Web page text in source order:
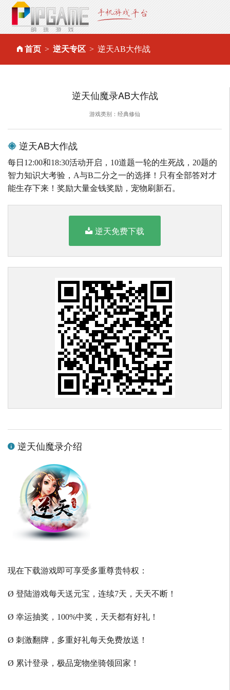
首页 逆天专区 逆天AB大作战
逆天仙魔录AB大作战
游戏类别：经典修仙
逆天AB大作战
每日12:00和18:30活动开启，10道题一轮的生死战，20题的
智力知识大考验，A与B二分之一的选择！只有全部答对才
能生存下来！奖励大量金钱奖励，宠物刷新石。
逆天免费下载
逆天仙魔录介绍
现在下载游戏即可享受多重尊贵特权：
Ø 登陆游戏每天送元宝，连续7天，天天不断！
Ø 幸运抽奖，100%中奖，天天都有好礼！
Ø 刺激翻牌，多重好礼每天免费放送！
Ø 累计登录，极品宠物坐骑领回家！